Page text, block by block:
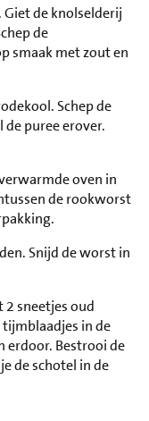
de knolselderij
de
smaak met zout en
Schep de
de puree erover.
oven in
de rookworst
Snijd de worst in
sneetjes oud
in de
erdoor. Bestrooi de
de schotel in de